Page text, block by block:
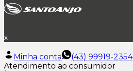
x
Minha conta
(43) 99919-2354
Atendimento ao consumidor